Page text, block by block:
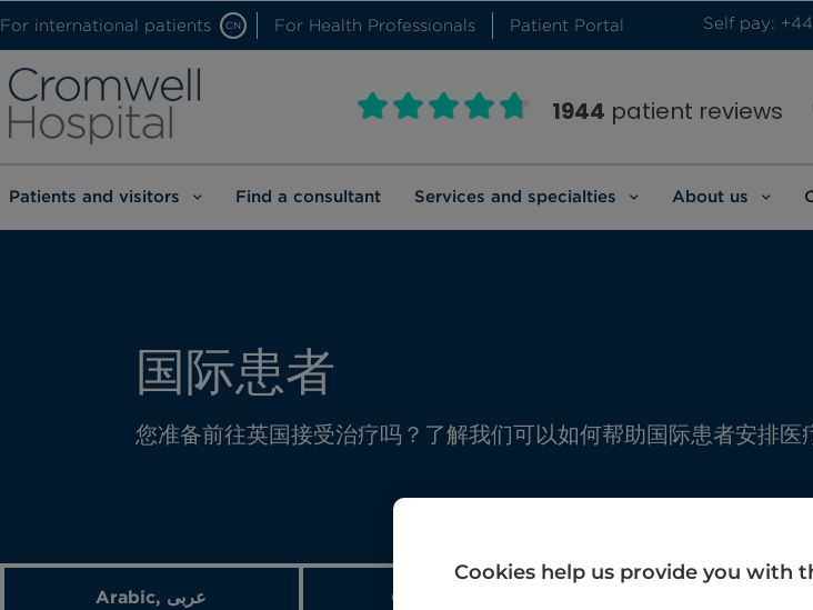
For international patients CN For Health Professionals Patient Portal Self pay:
1944 patient reviews
Patients and visitors Find a consultant Services and specialties About us
国际患者
您准备前往英国接受治疗吗？了解我们可以如何帮助国际患者安排医
Arabic, عربى Chinese, 中文
Cookies help us provide you with